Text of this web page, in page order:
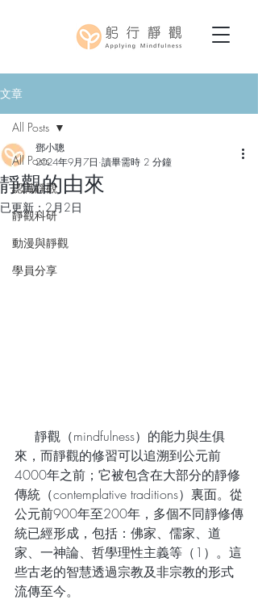
文章
All Posts
認識靜觀
靜觀科研
動漫與靜觀
學員分享
All Posts
靜觀的由來
鄧小聰
2024年9月7日 讀畢需時 2 分鐘
已更新：2月2日
靜觀（mindfulness）的能力與生俱
來，而靜觀的修習可以追溯到公元前
4000年之前；它被包含在大部分的靜修
傳統（contemplative traditions）裏面。從
公元前900年至200年，多個不同靜修傳
統已經形成，包括：佛家、儒家、道
家、一神論、哲學理性主義等（1）。這
些古老的智慧透過宗教及非宗教的形式
流傳至今。